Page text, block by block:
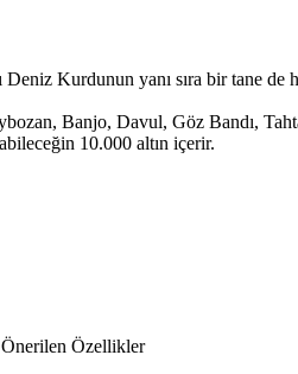
Kurdunun yanı sıra bir tane de
Banjo, Davul, Göz Bandı,
10.000 altın içerir.
Önerilen Özellikler